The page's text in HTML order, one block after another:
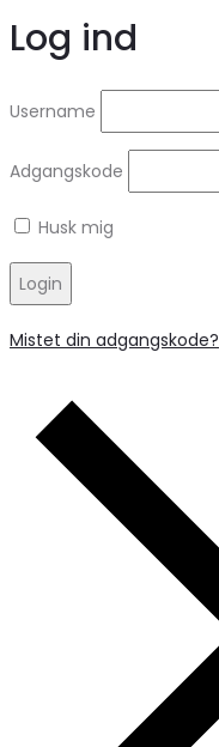
Log ind
Username
Adgangskode
Husk mig
Login
Mistet din adgangskode?